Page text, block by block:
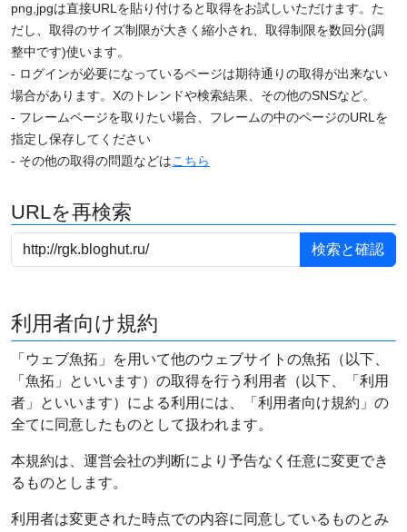
png,jpgは直接URLを貼り付けると取得をお試しいただけます。た
だし、取得のサイズ制限が大きく縮小され、取得制限を数回分(調
整中です)使います。
- ログインが必要になっているページは期待通りの取得が出来ない
場合があります。Xのトレンドや検索結果、その他のSNSなど。
- フレームページを取りたい場合、フレームの中のページのURLを
指定し保存してください
- その他の取得の問題などはこちら
URLを再検索
利用者向け規約
「ウェブ魚拓」を用いて他のウェブサイトの魚拓（以下、
「魚拓」といいます）の取得を行う利用者（以下、「利用
者」といいます）による利用には、「利用者向け規約」の
全てに同意したものとして扱われます。
本規約は、運営会社の判断により予告なく任意に変更でき
るものとします。
利用者は変更された時点での内容に同意しているものとみ